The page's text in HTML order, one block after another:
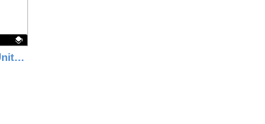
Extra Reading & Writing Unit 4 NI